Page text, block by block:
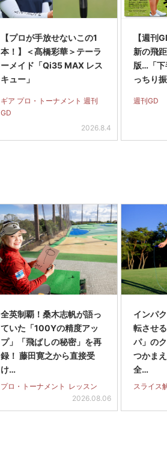
【プロが手放せないこの1
本！】＜髙橋彩華＞テーラ
ーメイド「Qi35 MAX レス
キュー」
ギア プロ・トーナメント 週刊
GD
2026.8.4
【週刊
新の飛
版…「下
っちり
週刊GD
全英制覇！桑木志帆が語っ
ていた「100Yの精度アッ
プ」「飛ばしの秘密」を再
録！ 藤田寛之から直接受
け…
プロ・トーナメント レッスン
2026.08.06
インパ
転させ
パ」の
つかま
全…
スライス